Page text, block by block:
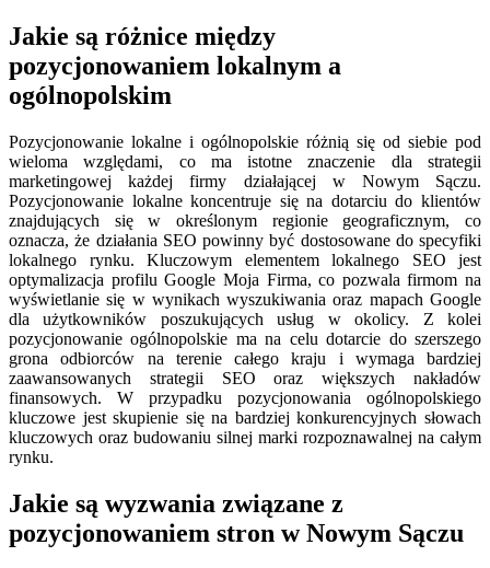
Jakie są różnice między
pozycjonowaniem lokalnym a
ogólnopolskim
Pozycjonowanie lokalne i ogólnopolskie różnią się od siebie pod
wieloma względami, co ma istotne znaczenie dla strategii
marketingowej każdej firmy działającej w Nowym Sączu.
Pozycjonowanie lokalne koncentruje się na dotarciu do klientów
znajdujących się w określonym regionie geograficznym, co
oznacza, że działania SEO powinny być dostosowane do specyfiki
lokalnego rynku. Kluczowym elementem lokalnego SEO jest
optymalizacja profilu Google Moja Firma, co pozwala firmom na
wyświetlanie się w wynikach wyszukiwania oraz mapach Google
dla użytkowników poszukujących usług w okolicy. Z kolei
pozycjonowanie ogólnopolskie ma na celu dotarcie do szerszego
grona odbiorców na terenie całego kraju i wymaga bardziej
zaawansowanych strategii SEO oraz większych nakładów
finansowych. W przypadku pozycjonowania ogólnopolskiego
kluczowe jest skupienie się na bardziej konkurencyjnych słowach
kluczowych oraz budowaniu silnej marki rozpoznawalnej na całym
rynku.
Jakie są wyzwania związane z
pozycjonowaniem stron w Nowym Sączu